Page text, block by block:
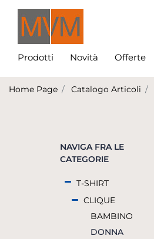
Prodotti Novità Offerte
Home Page Catalogo Articoli
NAVIGA FRA LE
CATEGORIE
T-SHIRT
CLIQUE
BAMBINO
DONNA